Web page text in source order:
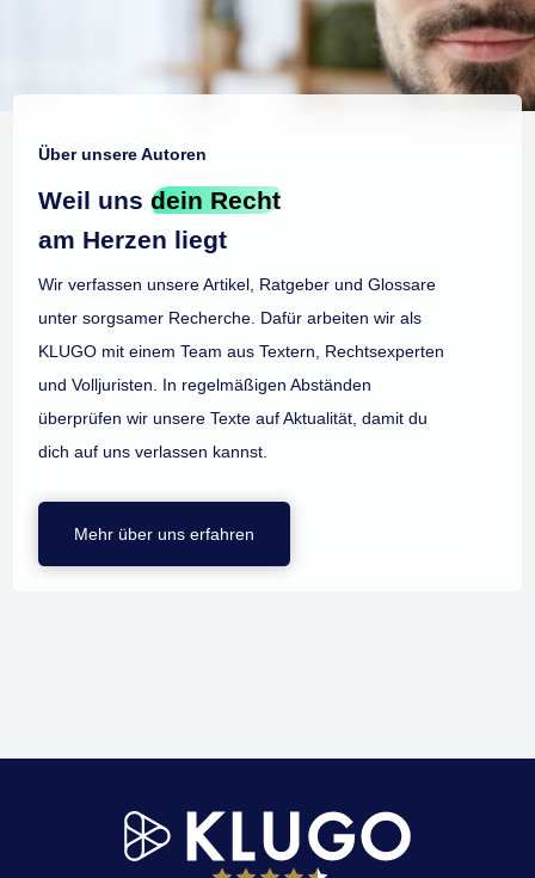
Über unsere Autoren
Weil unsdein Recht
am Herzen liegt
Wir verfassen unsere Artikel, Ratgeber und Glossare
unter sorgsamer Recherche. Dafür arbeiten wir als
KLUGO mit einem Team aus Textern, Rechtsexperten
und Volljuristen. In regelmäßigen Abständen
überprüfen wir unsere Texte auf Aktualität, damit du
dich auf uns verlassen kannst.
Mehr über uns erfahren